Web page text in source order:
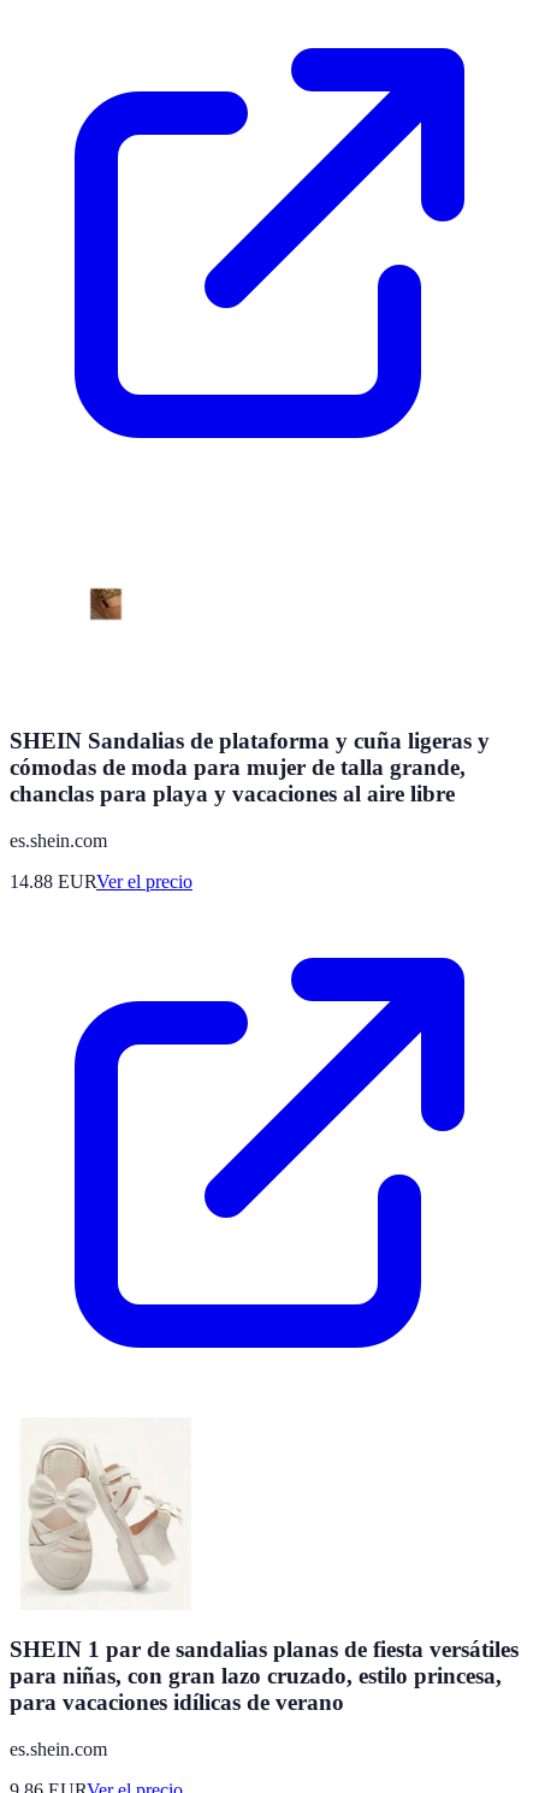
SHEIN Sandalias de plataforma y cuña ligeras y
cómodas de moda para mujer de talla grande,
chanclas para playa y vacaciones al aire libre
es.shein.com
14.88 EURVer el precio
SHEIN 1 par de sandalias planas de fiesta versátiles
para niñas, con gran lazo cruzado, estilo princesa,
para vacaciones idílicas de verano
es.shein.com